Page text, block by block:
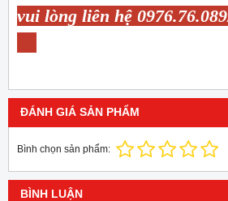
vui lòng liên hệ
ĐÁNH GIÁ SẢN PHẨM
Bình chọn sản phẩm:
BÌNH LUẬN